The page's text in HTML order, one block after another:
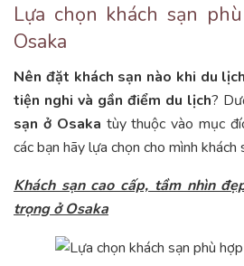
Lựa chọn khách sạn
Osaka
Nên đặt khách sạn nào khi du
tiện nghi và gần điểm du lịch?
sạn ở Osaka tùy thuộc vào mục
các bạn hãy lựa chọn cho mình khách
Khách sạn cao cấp, tầm nhìn
trọng ở Osaka